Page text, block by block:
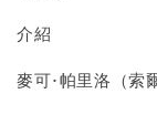
介紹
麥可·帕里洛（索